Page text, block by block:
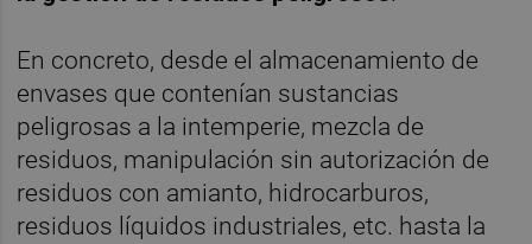
En concreto, desde el almacenamiento de
envases que contenían sustancias
peligrosas a la intemperie, mezcla de
residuos, manipulación sin autorización de
residuos con amianto, hidrocarburos,
residuos líquidos industriales, etc. hasta la